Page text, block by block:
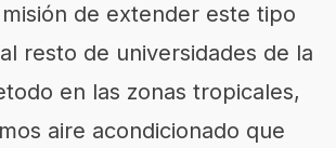
misión de extender este tipo
resto de universidades de la
en las zonas tropicales,
aire acondicionado que